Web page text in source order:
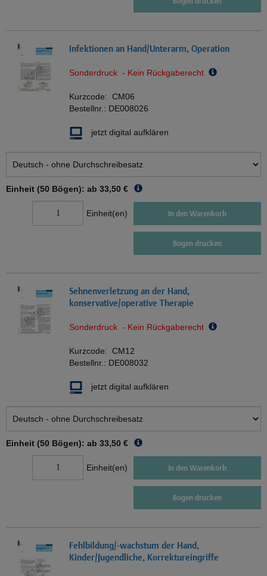
Infektionen an Hand/Unterarm, Operation
Sonderdruck - Kein Rückgaberecht
Kurzcode: CM06
Bestellnr.: DE008026
jetzt digital aufklären
Einheit (50 Bögen): ab 33,50 €
Einheit(en) In den Warenkorb
Bogen drucken
Sehnenverletzung an der Hand,
konservative/operative Therapie
Sonderdruck - Kein Rückgaberecht
Kurzcode: CM12
Bestellnr.: DE008032
jetzt digital aufklären
Einheit (50 Bögen): ab 33,50 €
Einheit(en) In den Warenkorb
Bogen drucken
Fehlbildung/-wachstum der Hand,
Kinder/Jugendliche, Korrektureingriffe